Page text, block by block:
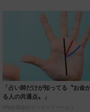
「占い師だけが知ってる〝お金
る人の共通点〟」
PR(合同会社デジタルファーム )